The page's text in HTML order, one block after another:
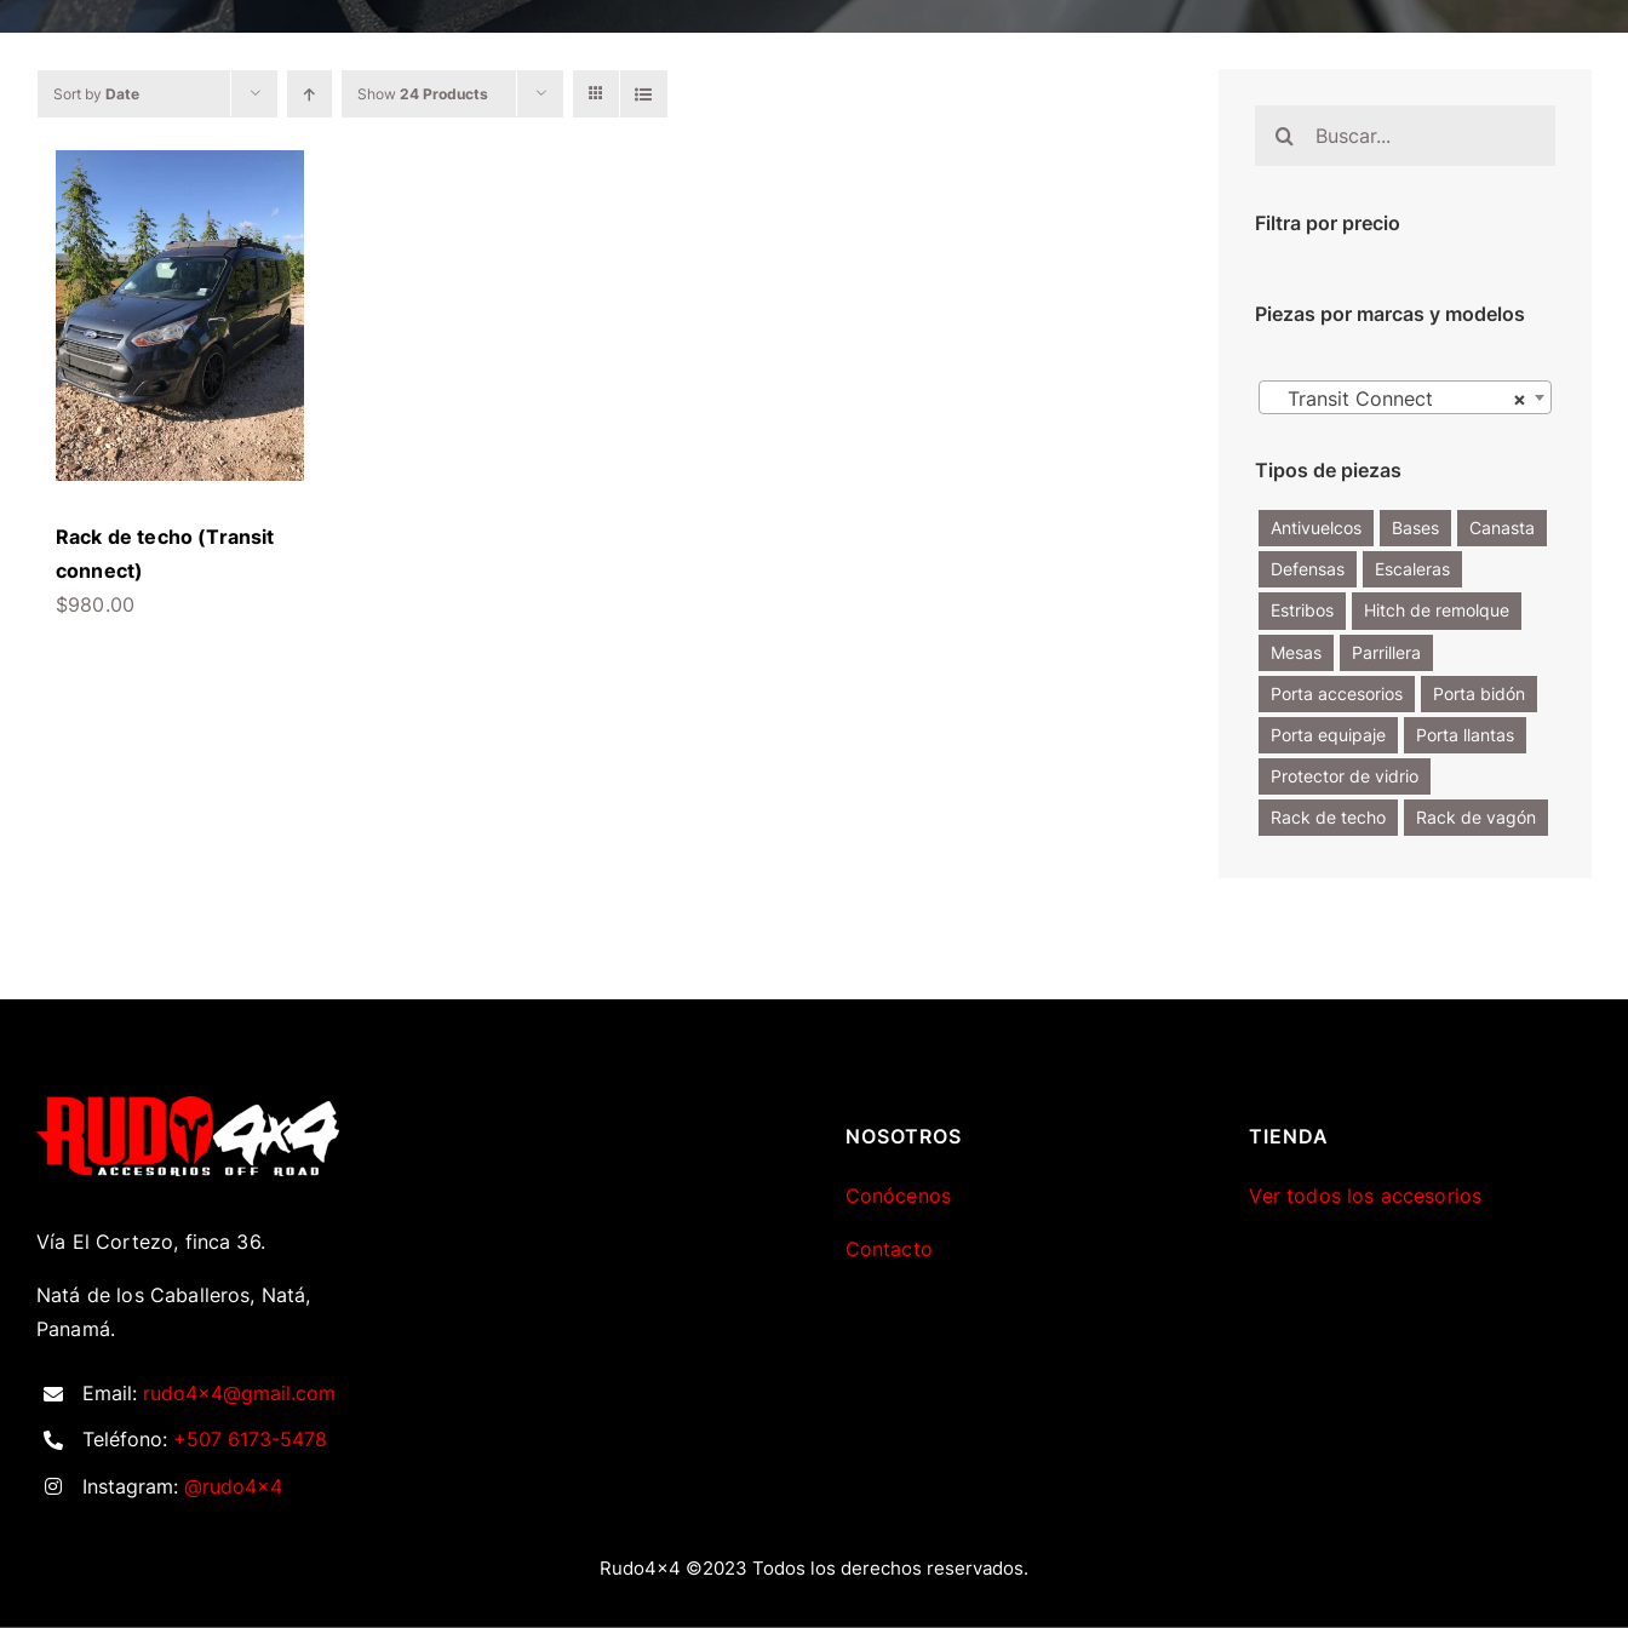
Sort by Date Show 24 Products
Rack de techo (Transit
connect)
$980.00
Buscar:
Filtra por precio
Piezas por marcas y modelos
×
Transit Connect
Tipos de piezas
Antivuelcos Bases Canasta
Defensas Escaleras
Estribos Hitch de remolque
Mesas Parrillera
Porta accesorios Porta bidón
Porta equipaje Porta llantas
Protector de vidrio
Rack de techo Rack de vagón
Vía El Cortezo, finca 36.
Natá de los Caballeros, Natá,
Panamá.
Email: rudo4x4@gmail.com
Teléfono: +507 6173-5478
Instagram:@rudo4x4
NOSOTROS
Conócenos
Contacto
TIENDA
Ver todos los accesorios
Rudo4x4 ©2023 Todos los derechos reservados.